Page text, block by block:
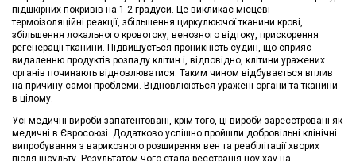
підшкірних покривів на 1-2 градуси. Це викликає місцеві
термоізоляційні реакції, збільшення циркулюючої тканини крові,
збільшення локального кровотоку, венозного відтоку, прискорення
регенерації тканини. Підвищується проникність судин, що сприяє
видаленню продуктів розпаду клітин і, відповідно, клітини уражених
органів починають відновлюватися. Таким чином відбувається вплив
на причину самої проблеми. Відновлюються уражені органи та тканини
в цілому.
Усі медичні вироби запатентовані, крім того, ці вироби зареєстровані як
медичні в Євросоюзі. Додатково успішно пройшли добровільні клінічні
випробування з варикозного розширення вен та реабілітації хворих
після інсульту. Результатом чого стала реєстрація ноу-хау на